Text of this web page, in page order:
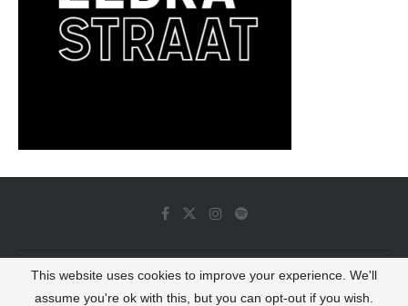
© 2022 - Luminous Dash All Rights Reserved
This website uses cookies to improve your experience. We'll
assume you're ok with this, but you can opt-out if you wish.